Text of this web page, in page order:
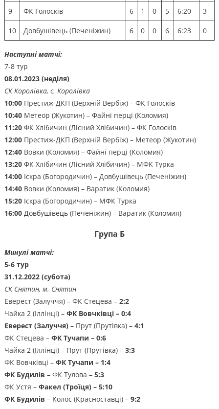
9 ФК Голосків 6 1 0 5 6:20 3
10 Довбушівець (Печеніжин) 6 0 0 6 6:23 0
Наступні матчі:
7-8 тур
08.01.2023 (неділя)
СК Королівка, с. Королівка
10:00Престиж-ДКП (Верхній Вербіж) – ФК Голосків
10:40Метеор (Жукотин) – Файні перці (Коломия)
11:20ФК Хлібичин (Лісний Хлібичин) – ФК Голосків
12:00Престиж-ДКП (Верхній Вербіж) – Метеор (Жукотин)
12:40Вовки (Коломия) – Файні перці (Коломия)
13:20ФК Хлібичин (Лісний Хлібичин) – МФК Турка
14:00Іскра (Богородичин) – Довбушівець (Печеніжин)
14:40Вовки (Коломия) – Варатик (Коломия)
15:20Іскра (Богородичин) – МФК Турка
16:00Довбушівець (Печеніжин) – Варатик (Коломия)
Група Б
Минулі матчі:
5-6 тур
31.12.2022 (субота)
СК Снятин, м. Снятин
Еверест (Залуччя) – ФК Стецева – 2:2
Чайка 2 (Іллінці) – ФК Вовчківці – 0:4
Еверест (Залуччя)– Прут (Прутівка) – 4:1
ФК Стецева – ФК Тучапи – 0:6
Чайка 2 (Іллінці) – Прут (Прутівка) –3:3
ФК Вовчківці –ФК Тучапи – 1:4
ФК Будилів – ФК Тулова – 5:3
ФК Устя – Факел (Троїця) – 5:10
ФК Будилів – Колос (Красноставці) – 9:2